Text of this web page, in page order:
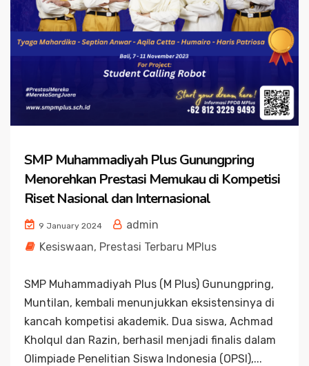
SMP Muhammadiyah Plus Gunungpring
Menorehkan Prestasi Memukau di Kompetisi
Riset Nasional dan Internasional
9 January 2024
admin
Kesiswaan, Prestasi Terbaru MPlus
SMP Muhammadiyah Plus (M Plus) Gunungpring,
Muntilan, kembali menunjukkan eksistensinya di
kancah kompetisi akademik. Dua siswa, Achmad
Kholqul dan Razin, berhasil menjadi finalis dalam
Olimpiade Penelitian Siswa Indonesia (OPSI),...